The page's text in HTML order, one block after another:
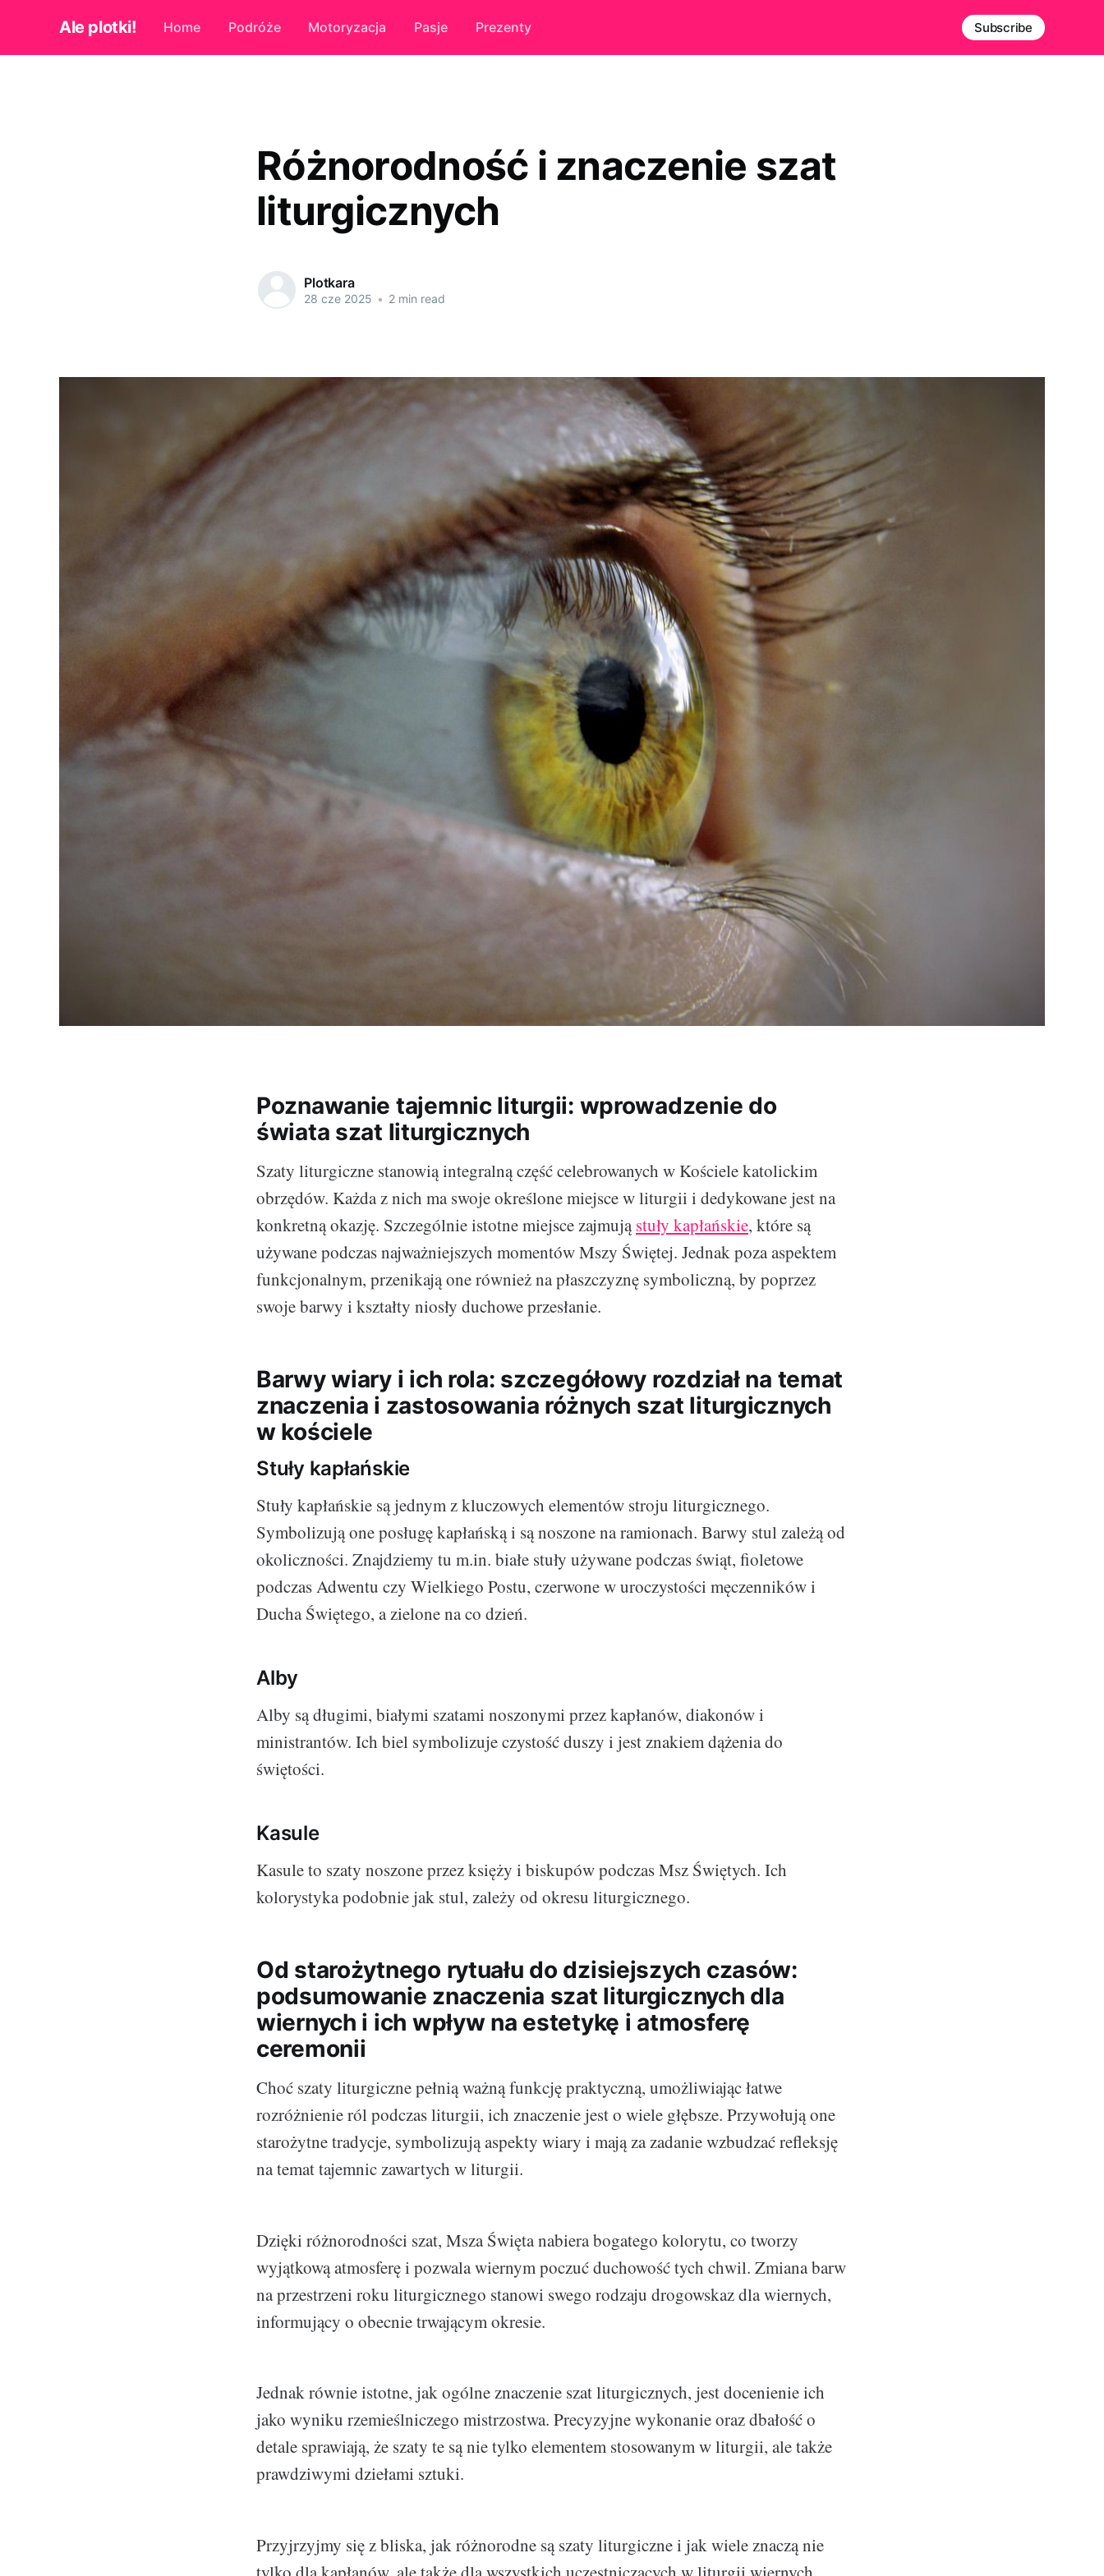
Ale plotki! Home Podróże Motoryzacja Pasje Prezenty Subscribe
Różnorodność i znaczenie szat
liturgicznych
Plotkara
28 cze 2025 • 2 min read
Poznawanie tajemnic liturgii: wprowadzenie do
świata szat liturgicznych
Szaty liturgiczne stanowią integralną część celebrowanych w Kościele katolickim
obrzędów. Każda z nich ma swoje określone miejsce w liturgii i dedykowane jest na
konkretną okazję. Szczególnie istotne miejsce zajmująstuły kapłańskie, które są
używane podczas najważniejszych momentów Mszy Świętej. Jednak poza aspektem
funkcjonalnym, przenikają one również na płaszczyznę symboliczną, by poprzez
swoje barwy i kształty niosły duchowe przesłanie.
Barwy wiary i ich rola: szczegółowy rozdział na temat
znaczenia i zastosowania różnych szat liturgicznych
w kościele
Stuły kapłańskie
Stuły kapłańskie są jednym z kluczowych elementów stroju liturgicznego.
Symbolizują one posługę kapłańską i są noszone na ramionach. Barwy stul zależą od
okoliczności. Znajdziemy tu m.in. białe stuły używane podczas świąt, fioletowe
podczas Adwentu czy Wielkiego Postu, czerwone w uroczystości męczenników i
Ducha Świętego, a zielone na co dzień.
Alby
Alby są długimi, białymi szatami noszonymi przez kapłanów, diakonów i
ministrantów. Ich biel symbolizuje czystość duszy i jest znakiem dążenia do
świętości.
Kasule
Kasule to szaty noszone przez księży i biskupów podczas Msz Świętych. Ich
kolorystyka podobnie jak stul, zależy od okresu liturgicznego.
Od starożytnego rytuału do dzisiejszych czasów:
podsumowanie znaczenia szat liturgicznych dla
wiernych i ich wpływ na estetykę i atmosferę
ceremonii
Choć szaty liturgiczne pełnią ważną funkcję praktyczną, umożliwiając łatwe
rozróżnienie ról podczas liturgii, ich znaczenie jest o wiele głębsze. Przywołują one
starożytne tradycje, symbolizują aspekty wiary i mają za zadanie wzbudzać refleksję
na temat tajemnic zawartych w liturgii.
Dzięki różnorodności szat, Msza Święta nabiera bogatego kolorytu, co tworzy
wyjątkową atmosferę i pozwala wiernym poczuć duchowość tych chwil. Zmiana barw
na przestrzeni roku liturgicznego stanowi swego rodzaju drogowskaz dla wiernych,
informujący o obecnie trwającym okresie.
Jednak równie istotne, jak ogólne znaczenie szat liturgicznych, jest docenienie ich
jako wyniku rzemieślniczego mistrzostwa. Precyzyjne wykonanie oraz dbałość o
detale sprawiają, że szaty te są nie tylko elementem stosowanym w liturgii, ale także
prawdziwymi dziełami sztuki.
Przyjrzyjmy się z bliska, jak różnorodne są szaty liturgiczne i jak wiele znaczą nie